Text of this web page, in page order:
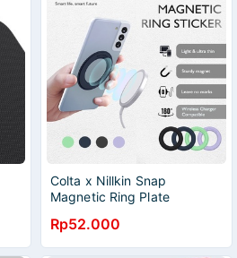
Colta x Nillkin Snap
Magnetic Ring Plate
Oppo Xiaomi Huawei Vivo
Realme
Rp52.000